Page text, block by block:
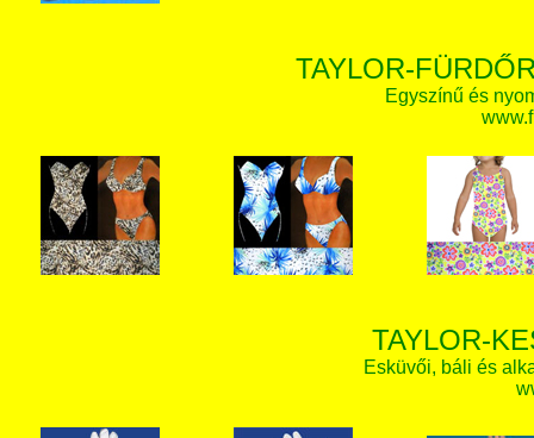
TAYLOR-
Egyszínű és
TAYLOR-
Esküvői, báli és